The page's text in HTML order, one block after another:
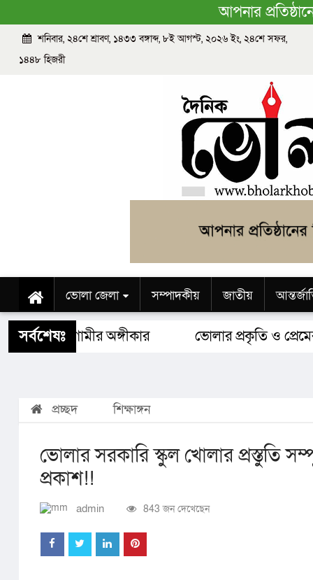
আপনার
শনিবার, ২৪শে শ্রাবণ, ১৪৩৩ বঙ্গাব্দ, ৮ই আগস্ট, ২০২৬ ইং, ২৪শে সফর,
১৪৪৮ হিজরী
ভোলা জেলা সম্পাদকীয় জাতীয়
শিক্ষাঙ্গন স্বাস্থ্য ধর্ম বিজ্ঞান ও প্রযুক্তি Buy
সর্বশেষঃ
ও আগামীর অঙ্গীকার​ ভোলার প্রকৃতি ও
প্রচ্ছদ শিক্ষাঙ্গন
ভোলার সরকারি স্কুল খোলার প্রস্তুতি
প্রকাশ!!
admin 843 জন দেখেছেন